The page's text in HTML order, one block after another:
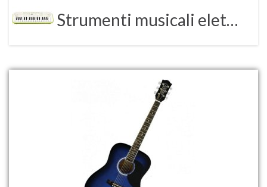
Strumenti musicali elettronici